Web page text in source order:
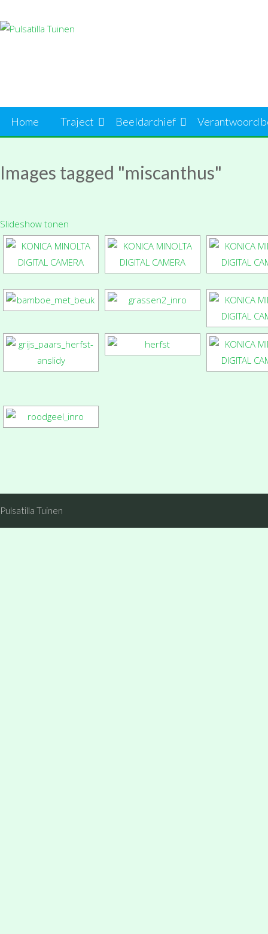
naar
Home Traject Beeldarchief Verantwoord
Images tagged "miscanthus"
Slideshow tonen
Pulsatilla Tuinen